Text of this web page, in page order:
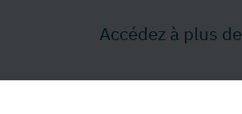
Accédez à plus de